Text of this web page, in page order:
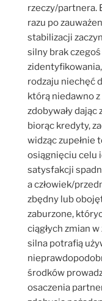
rzeczy/partnera.
razu po
stabilizacji
silny brak
rodzaju niechęć
którą niedawno z
zdobywały dając
biorąc kredyty,
widząc zupełnie
osiągnięciu celu
satysfakcji
a człowiek/
zbędny lub
zaburzone,
ciągłych zmian
silna potrafią
środków
osaczenia